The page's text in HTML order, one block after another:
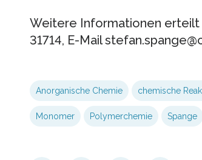
Weitere Informationen erteilt
31714, E-Mail
Anorganische Chemie chemische
Monomer Polymerchemie Spange